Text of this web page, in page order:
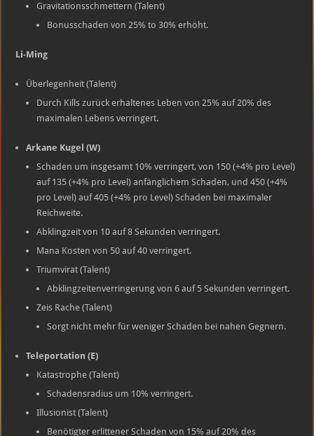
Gravitationsschmettern (Talent)
Bonusschaden von 25% to 30% erhöht.
Li-Ming
Überlegenheit (Talent)
Durch Kills zurück erhaltenes Leben von 25% auf 20% des
maximalen Lebens verringert.
Arkane Kugel (W)
Schaden um insgesamt 10% verringert, von 150 (+4% pro Level)
auf 135 (+4% pro Level) anfänglichem Schaden, und 450 (+4%
pro Level) auf 405 (+4% pro Level) Schaden bei maximaler
Reichweite.
Abklingzeit von 10 auf 8 Sekunden verringert.
Mana Kosten von 50 auf 40 verringert.
Triumvirat (Talent)
Abklingzeitenverringerung von 6 auf 5 Sekunden verringert.
Zeis Rache (Talent)
Sorgt nicht mehr für weniger Schaden bei nahen Gegnern.
Teleportation (E)
Katastrophe (Talent)
Schadensradius um 10% verringert.
Illusionist (Talent)
Benötigter erlittener Schaden von 15% auf 20% des